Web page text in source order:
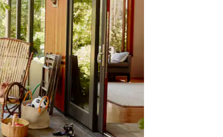
ou en appuyant et en faisant glisser.